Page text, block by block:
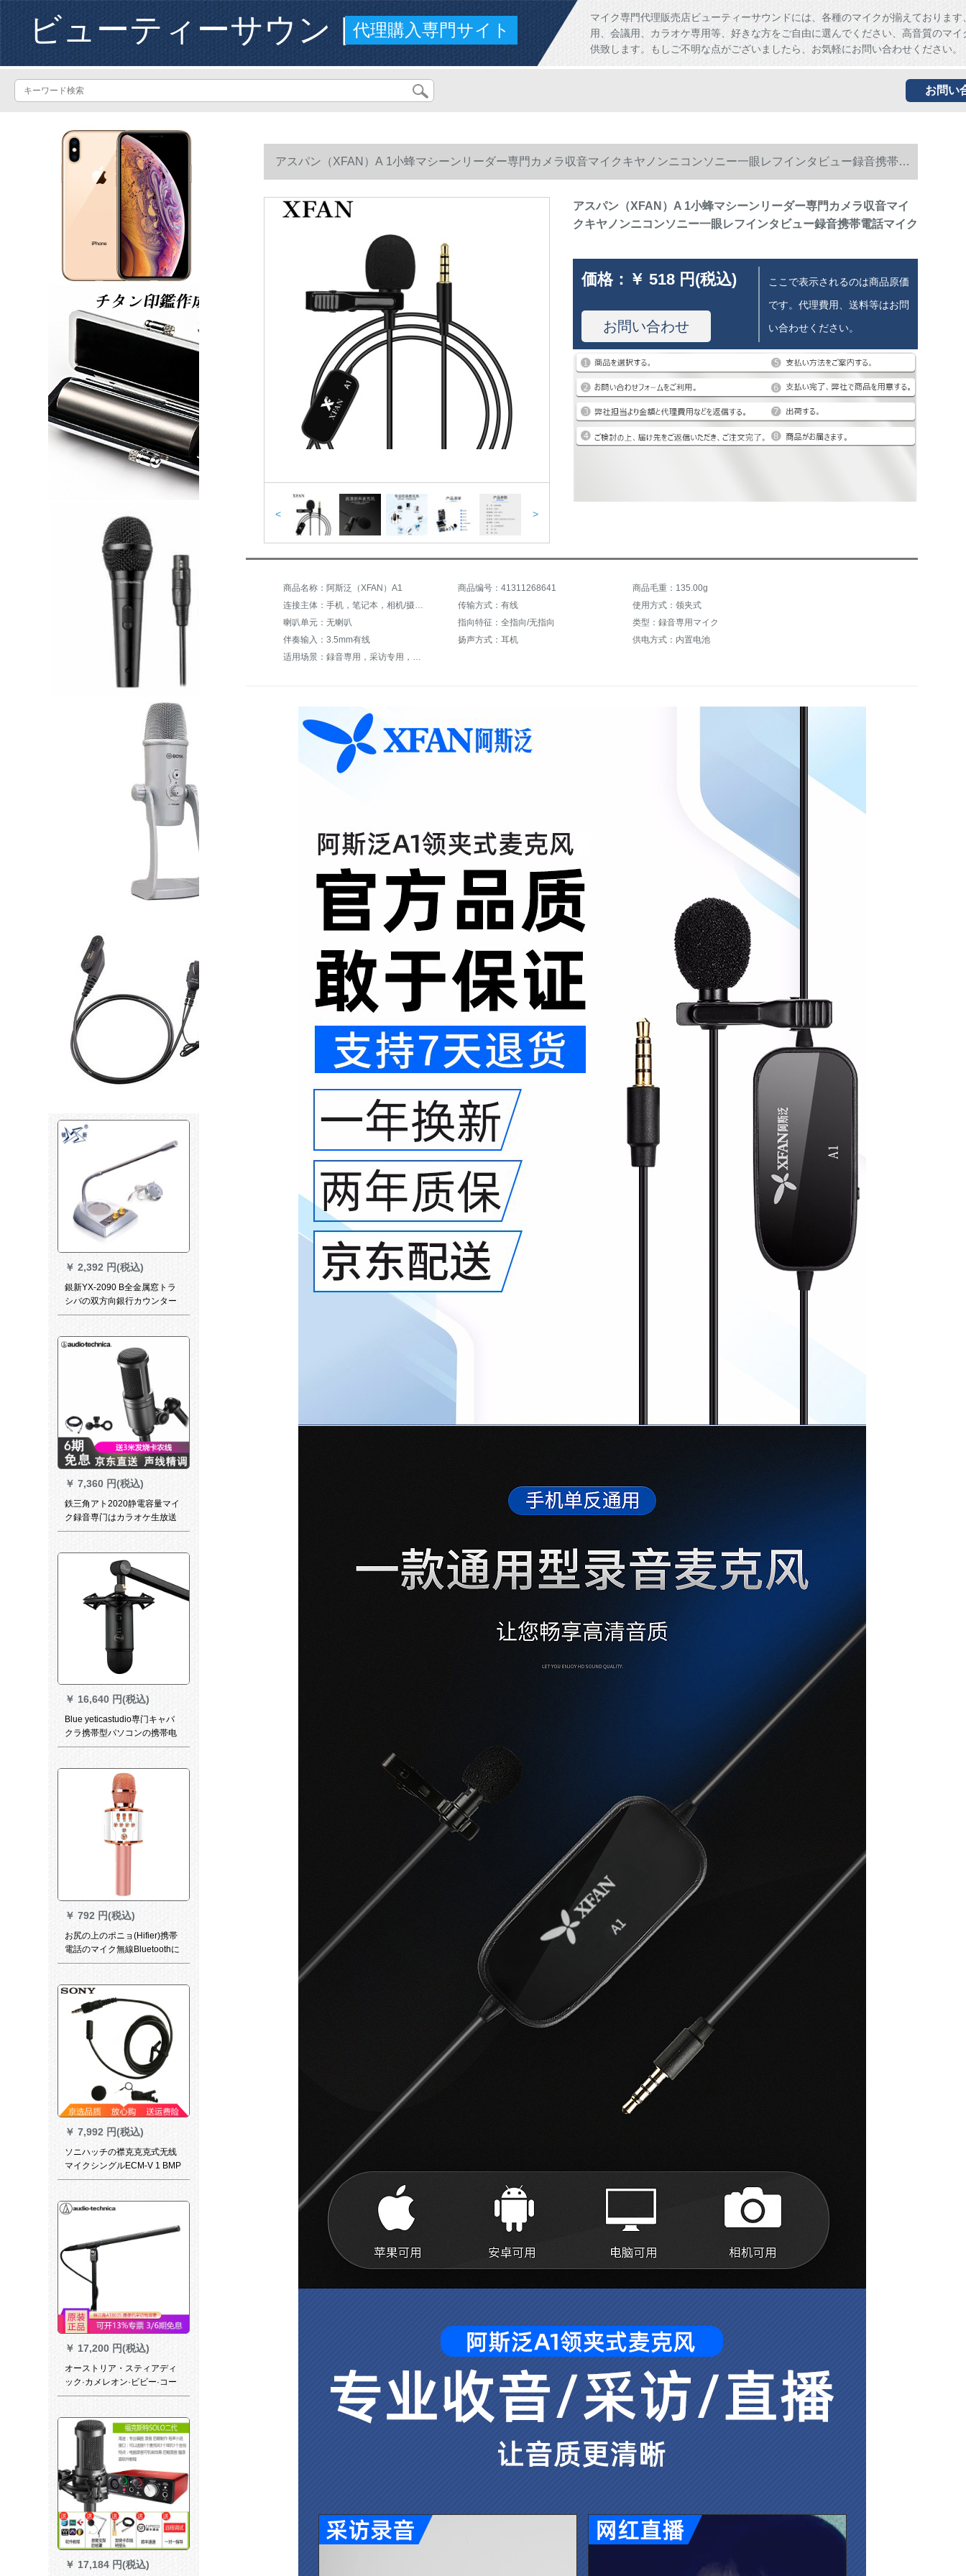
ビューティーサウンド代理購入専門サイト
マイク専門代理販売店ビューティーサウンドには、各種のマイクが揃えております
用、会議用、カラオケ専用等、好きな方をご自由に選んでください、高音質のマイ
供致します。もしご不明な点がございましたら、お気軽にお問い合わせください。
お問い
￥ 2,392 円(税込)
銀新YX-2090 B全金属窓トラ
シバの双方向銀行カウンター
病院駅の有料窓口拡声器の大
￥ 7,360 円(税込)
鉄三角アト2020静電容量マイ
ク録音専门はカラオケ生放送
キャスターで全セト録音カー
コで通用する早手歌はマイク
専用のマイクを標準装備して
￥ 16,640 円(税込)
Blue yeticastudio専门キャバ
クラ携帯型パソコンの携帯电
话の录音は、つけます
￥ 792 円(税込)
お尻の上のポニョ(Hifier)携帯
電話のマイク無線Bluetoothに
音声カドのマイクを内蔵しま
が生放送します。コーンデザ
ンサのスッポン一体のシャン
トK歌宝のバラの金
￥ 7,992 円(税込)
ソニハッチの襟克克克式无线
マイクシングルECM-V 1 BMP
￥ 17,200 円(税込)
オーストリア・スティアディ
ック·カメレオン·ビビー·コー
ンデザン·麦公式入札
￥ 17,184 円(税込)
アスパン（XFAN）A 1小蜂マシーンリーダー専門カメラ収音マイクキヤノンニコンソニー一眼レフインタビュー録音携帯電
話マイク
< >
アスパン（XFAN）A 1小蜂マシーンリーダー専門カメラ収音マイ
クキヤノンニコンソニー一眼レフインタビュー録音携帯電話マイク
価格： ￥ 518 円(税込)
お問い合わせ
ここで表示されるのは商品原価
です。代理費用、送料等はお問
い合わせください。
商品名称：阿斯泛（XFAN）A1 商品编号：41311268641
商品毛重：135.00g
连接主体：手机，笔记本，相机/摄像机
传输方式：有线
使用方式：领夹式
喇叭单元：无喇叭
指向特征：全指向/无指向
类型：録音専用マイク
伴奏输入：3.5mm有线
扬声方式：耳机
供电方式：内置电池
适用场景：録音専用，采访专用，单反录音